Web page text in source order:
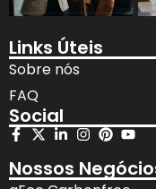
Links Úteis
Sobre nós
FAQ
Social
Nossos